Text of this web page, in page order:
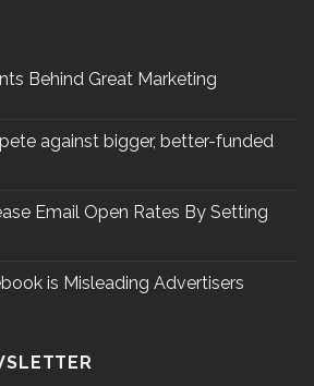
Behind Great Marketing
against bigger, better-funded
Email Open Rates By Setting
is Misleading Advertisers